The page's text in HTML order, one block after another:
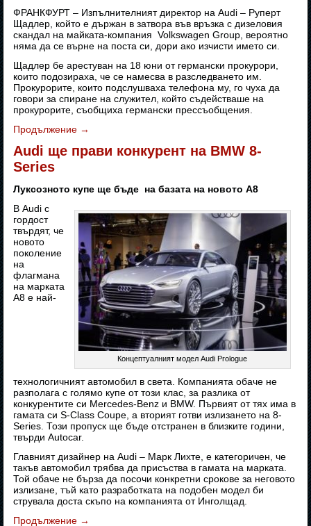
ФРАНКФУРТ – Изпълнителният директор на Audi – Руперт
Щадлер, който е държан в затвора във връзка с дизеловия
скандал на майката-компания Volkswagen Group, вероятно
няма да се върне на поста си, дори ако изчисти името си.
Щадлер бе арестуван на 18 юни от германски прокурори,
които подозираха, че се намесва в разследването им.
Прокурорите, които подслушваха телефона му, го чуха да
говори за спиране на служител, който съдействаше на
прокурорите, съобщиха германски прессъобщения.
Продължение →
Audi ще прави конкурент на BMW 8-
Series
Луксозното купе ще бъде на базата на новото А8
Концептуалният модел Audi Prologue
В Audi с
гордост
твърдят, че
новото
поколение
на
флагмана
на марката
A8 е най-
технологичният автомобил в света. Компанията обаче не
разполага с голямо купе от този клас, за разлика от
конкурентите си Mercedes-Benz и BMW. Първият от тях има в
гамата си S-Class Coupe, а вторият готви излизането на 8-
Series. Този пропуск ще бъде отстранен в близките години,
твърди Autocar.
Главният дизайнер на Audi – Марк Лихте, е категоричен, че
такъв автомобил трябва да присъства в гамата на марката.
Той обаче не бърза да посочи конкретни срокове за неговото
излизане, тъй като разработката на подобен модел би
струвала доста скъпо на компанията от Инголщад.
Продължение →